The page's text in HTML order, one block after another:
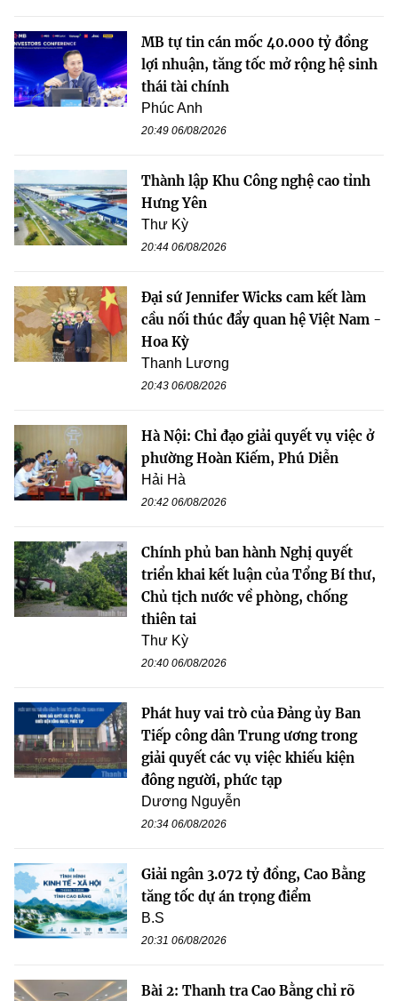
MB tự tin cán mốc 40.000 tỷ đồng
lợi nhuận, tăng tốc mở rộng hệ sinh
thái tài chính
Phúc Anh
20:49 06/08/2026
Thành lập Khu Công nghệ cao tỉnh
Hưng Yên
Thư Kỳ
20:44 06/08/2026
Đại sứ Jennifer Wicks cam kết làm
cầu nối thúc đẩy quan hệ Việt Nam -
Hoa Kỳ
Thanh Lương
20:43 06/08/2026
Hà Nội: Chỉ đạo giải quyết vụ việc ở
phường Hoàn Kiếm, Phú Diễn
Hải Hà
20:42 06/08/2026
Chính phủ ban hành Nghị quyết
triển khai kết luận của Tổng Bí thư,
Chủ tịch nước về phòng, chống
thiên tai
Thư Kỳ
20:40 06/08/2026
Phát huy vai trò của Đảng ủy Ban
Tiếp công dân Trung ương trong
giải quyết các vụ việc khiếu kiện
đông người, phức tạp
Dương Nguyễn
20:34 06/08/2026
Giải ngân 3.072 tỷ đồng, Cao Bằng
tăng tốc dự án trọng điểm
B.S
20:31 06/08/2026
Bài 2: Thanh tra Cao Bằng chỉ rõ